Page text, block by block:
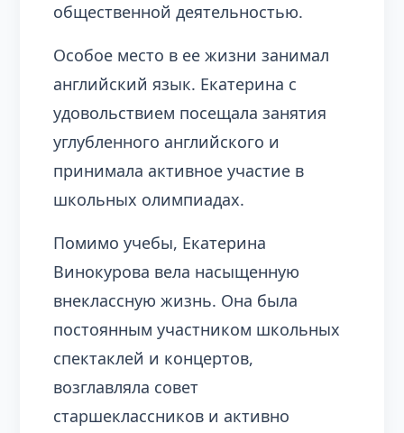
общественной деятельностью.
Особое место в ее жизни занимал
английский язык. Екатерина с
удовольствием посещала занятия
углубленного английского и
принимала активное участие в
школьных олимпиадах.
Помимо учебы, Екатерина
Винокурова вела насыщенную
внеклассную жизнь. Она была
постоянным участником школьных
спектаклей и концертов,
возглавляла совет
старшеклассников и активно